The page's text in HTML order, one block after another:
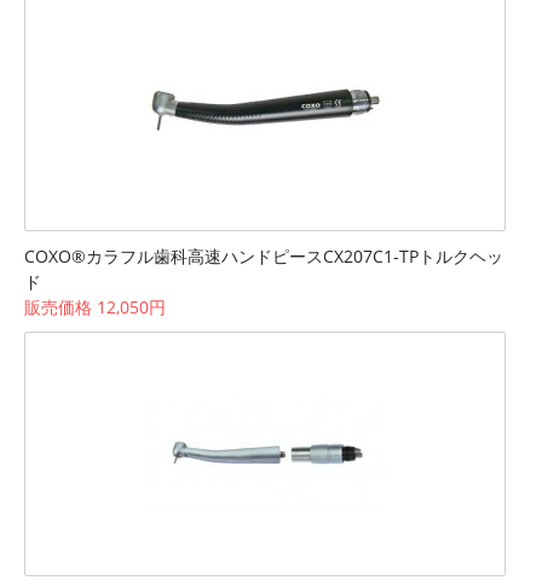
COXO®カラフル歯科高速ハンドピースCX207C1-TPトルクヘッ
ド
販売価格 12,050円